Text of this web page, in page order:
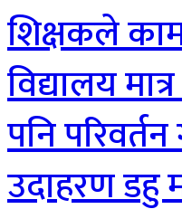
शिक्षकले
विद्यालय
पनि
उदाहरण डहु